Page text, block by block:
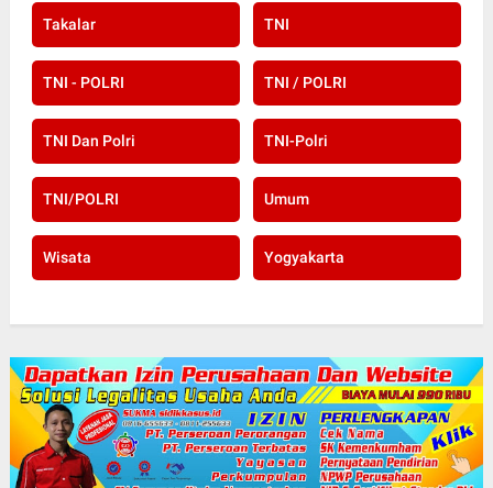
Takalar TNI
TNI - POLRI TNI / POLRI
TNI Dan Polri TNI-Polri
TNI/POLRI Umum
Wisata Yogyakarta